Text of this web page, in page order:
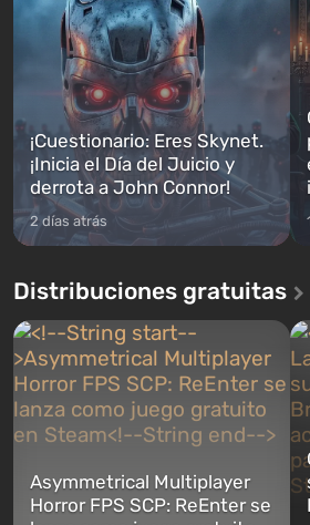
¡Cuestionario: Eres Skynet.
¡Inicia el Día del Juicio y
derrota a John Connor!
2 días atrás
Distribuciones gratuitas
Asymmetrical Multiplayer
Horror FPS SCP: ReEnter se